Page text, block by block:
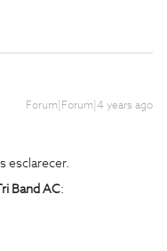
Forum|Forum|4 years ago
esclarecer.
Tri Band AC: